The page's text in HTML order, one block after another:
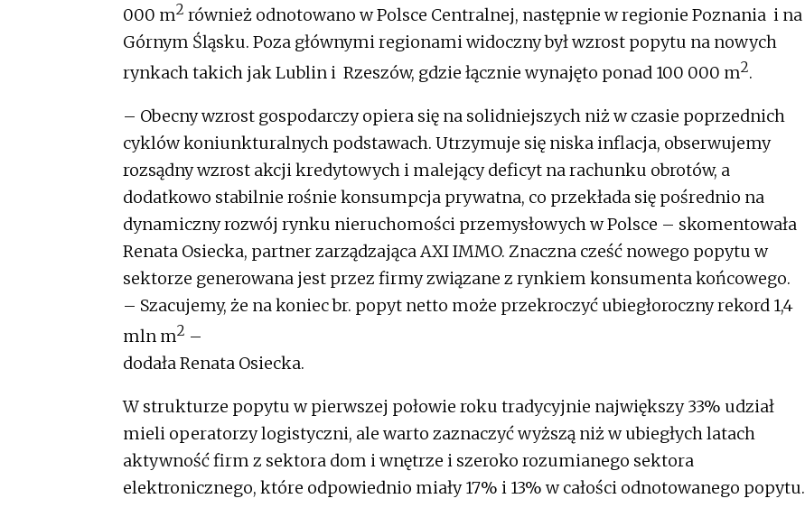
000 m2 również odnotowano w Polsce Centralnej, następnie w regionie Poznania i na
Górnym Śląsku. Poza głównymi regionami widoczny był wzrost popytu na nowych
rynkach takich jak Lublin i Rzeszów, gdzie łącznie wynajęto ponad 100 000 m2.
– Obecny wzrost gospodarczy opiera się na solidniejszych niż w czasie poprzednich
cyklów koniunkturalnych podstawach. Utrzymuje się niska inflacja, obserwujemy
rozsądny wzrost akcji kredytowych i malejący deficyt na rachunku obrotów, a
dodatkowo stabilnie rośnie konsumpcja prywatna, co przekłada się pośrednio na
dynamiczny rozwój rynku nieruchomości przemysłowych w Polsce – skomentowała
Renata Osiecka, partner zarządzająca AXI IMMO. Znaczna cześć nowego popytu w
sektorze generowana jest przez firmy związane z rynkiem konsumenta końcowego.
– Szacujemy, że na koniec br. popyt netto może przekroczyć ubiegłoroczny rekord 1,4
mln m2 –
dodała Renata Osiecka.
W strukturze popytu w pierwszej połowie roku tradycyjnie największy 33% udział
mieli operatorzy logistyczni, ale warto zaznaczyć wyższą niż w ubiegłych latach
aktywność firm z sektora dom i wnętrze i szeroko rozumianego sektora
elektronicznego, które odpowiednio miały 17% i 13% w całości odnotowanego popytu.